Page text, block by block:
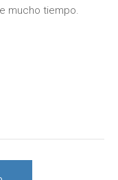
mucho tiempo.